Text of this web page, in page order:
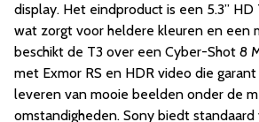
display. Het eindproduct is een 5.3’’
wat zorgt voor heldere kleuren en een
beschikt de T3 over een Cyber-Shot 8
met Exmor RS en HDR video die
leveren van mooie beelden onder de
omstandigheden. Sony biedt standaard